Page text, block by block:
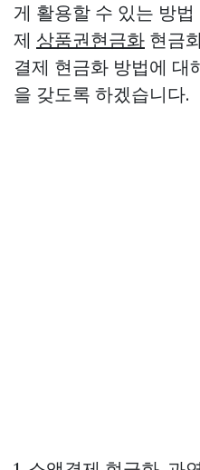
게 활용할 수 있는 방
제 상품권현금화 현금
결제 현금화 방법에 대
을 갖도록 하겠습니다.